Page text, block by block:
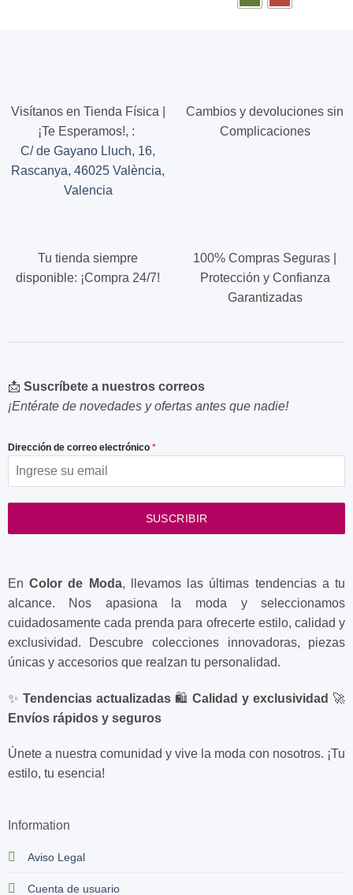
elegir
página
elegir
Visítanos en Tienda Física |
¡Te Esperamos!, :
C/ de Gayano Lluch, 16,
Rascanya, 46025 València,
Valencia
Cambios y devoluciones sin
Complicaciones
Tu tienda siempre
disponible: ¡Compra 24/7!
100% Compras Seguras |
Protección y Confianza
Garantizadas
EnColor de Moda, llevamos las últimas tendencias a tu
alcance. Nos apasiona la moda y seleccionamos
cuidadosamente cada prenda para ofrecerte estilo, calidad y
exclusividad. Descubre colecciones innovadoras, piezas
únicas y accesorios que realzan tu personalidad.
✨ Tendencias actualizadas🛍️Calidad y exclusividad 🚀
Envíos rápidos y seguros
Únete a nuestra comunidad y vive la moda con nosotros. ¡Tu
estilo, tu esencia!
Information
Aviso Legal
Cuenta de usuario
📩 Suscríbete a nuestros correos
¡Entérate de novedades y ofertas antes que nadie!
Dirección de correo electrónico *
SUSCRIBIR